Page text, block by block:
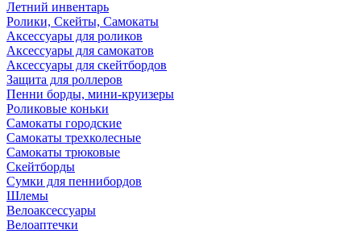
Летний инвентарь
Ролики, Скейты, Самокаты
Аксессуары для роликов
Аксессуары для самокатов
Аксессуары для скейтбордов
Защита для роллеров
Пенни борды, мини-круизеры
Роликовые коньки
Самокаты городские
Самокаты трехколесные
Самокаты трюковые
Скейтборды
Сумки для пеннибордов
Шлемы
Велоаксессуары
Велоаптечки